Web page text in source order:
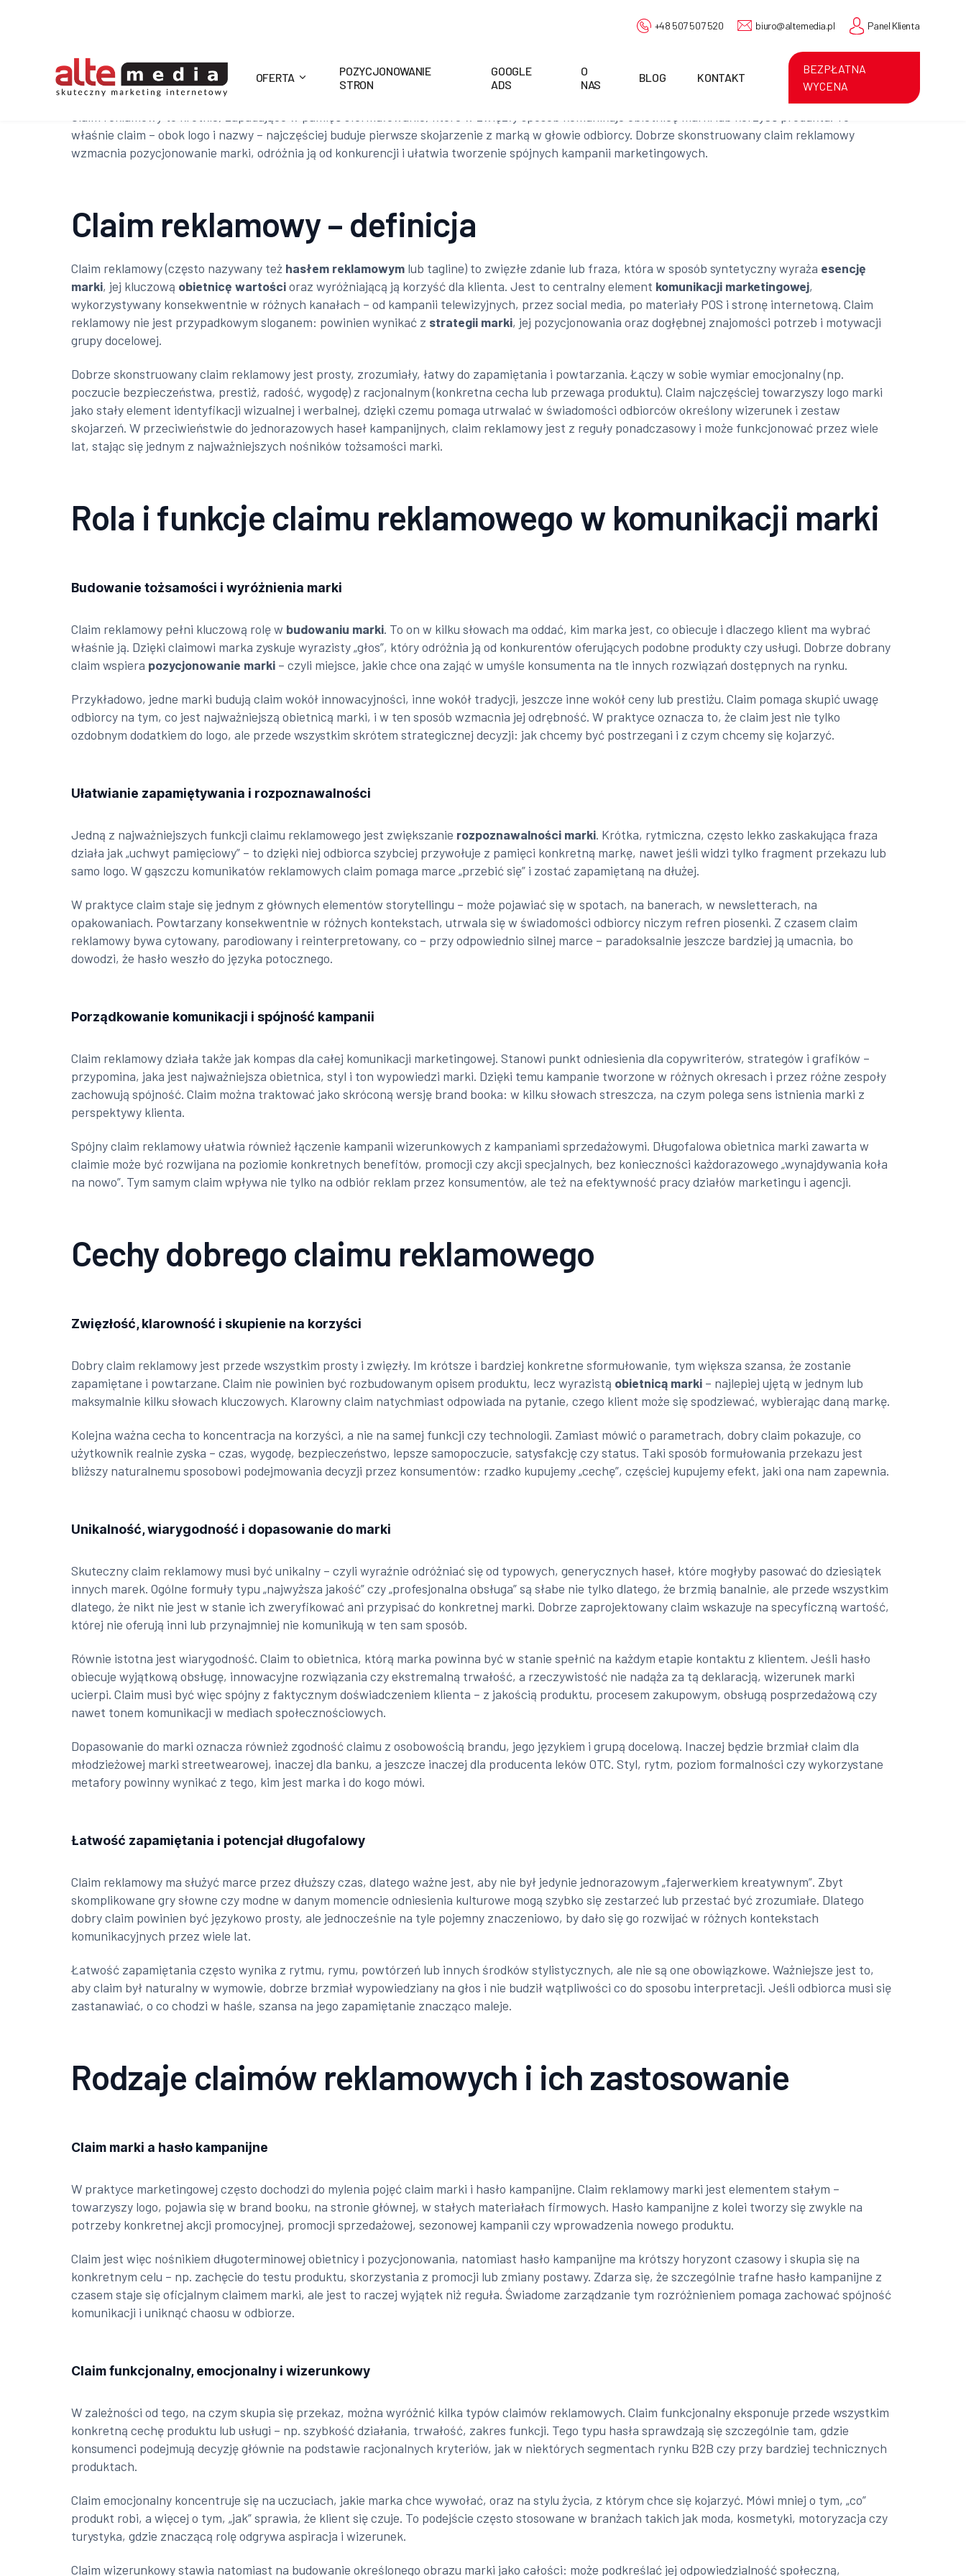
Alte
Media
+48 507 507 520 biuro@altemedia.pl Panel Klienta
OFERTA
POZYCJONOWANIE
STRON
GOOGLE
ADS
O
NAS
BLOG KONTAKT
BEZPŁATNA
WYCENA
Claim reklamowy to krótkie, zapadające w pamięć sformułowanie, które w zwięzły sposób komunikuje obietnicę marki lub korzyść produktu. To
właśnie claim – obok logo i nazwy – najczęściej buduje pierwsze skojarzenie z marką w głowie odbiorcy. Dobrze skonstruowany claim reklamowy
wzmacnia pozycjonowanie marki, odróżnia ją od konkurencji i ułatwia tworzenie spójnych kampanii marketingowych.
Claim reklamowy – definicja
Claim reklamowy (często nazywany też hasłem reklamowym lub tagline) to zwięzłe zdanie lub fraza, która w sposób syntetyczny wyraża esencję
marki, jej kluczową obietnicę wartościoraz wyróżniającą ją korzyść dla klienta. Jest to centralny element komunikacji marketingowej,
wykorzystywany konsekwentnie w różnych kanałach – od kampanii telewizyjnych, przez social media, po materiały POS i stronę internetową. Claim
reklamowy nie jest przypadkowym sloganem: powinien wynikać z strategii marki, jej pozycjonowania oraz dogłębnej znajomości potrzeb i motywacji
grupy docelowej.
Dobrze skonstruowany claim reklamowy jest prosty, zrozumiały, łatwy do zapamiętania i powtarzania. Łączy w sobie wymiar emocjonalny (np.
poczucie bezpieczeństwa, prestiż, radość, wygodę) z racjonalnym (konkretna cecha lub przewaga produktu). Claim najczęściej towarzyszy logo marki
jako stały element identyfikacji wizualnej i werbalnej, dzięki czemu pomaga utrwalać w świadomości odbiorców określony wizerunek i zestaw
skojarzeń. W przeciwieństwie do jednorazowych haseł kampanijnych, claim reklamowy jest z reguły ponadczasowy i może funkcjonować przez wiele
lat, stając się jednym z najważniejszych nośników tożsamości marki.
Rola i funkcje claimu reklamowego w komunikacji marki
Budowanie tożsamości i wyróżnienia marki
Claim reklamowy pełni kluczową rolę w budowaniu marki. To on w kilku słowach ma oddać, kim marka jest, co obiecuje i dlaczego klient ma wybrać
właśnie ją. Dzięki claimowi marka zyskuje wyrazisty „głos”, który odróżnia ją od konkurentów oferujących podobne produkty czy usługi. Dobrze dobrany
claim wspiera pozycjonowanie marki – czyli miejsce, jakie chce ona zająć w umyśle konsumenta na tle innych rozwiązań dostępnych na rynku.
Przykładowo, jedne marki budują claim wokół innowacyjności, inne wokół tradycji, jeszcze inne wokół ceny lub prestiżu. Claim pomaga skupić uwagę
odbiorcy na tym, co jest najważniejszą obietnicą marki, i w ten sposób wzmacnia jej odrębność. W praktyce oznacza to, że claim jest nie tylko
ozdobnym dodatkiem do logo, ale przede wszystkim skrótem strategicznej decyzji: jak chcemy być postrzegani i z czym chcemy się kojarzyć.
Ułatwianie zapamiętywania i rozpoznawalności
Jedną z najważniejszych funkcji claimu reklamowego jest zwiększanie rozpoznawalności marki. Krótka, rytmiczna, często lekko zaskakująca fraza
działa jak „uchwyt pamięciowy” – to dzięki niej odbiorca szybciej przywołuje z pamięci konkretną markę, nawet jeśli widzi tylko fragment przekazu lub
samo logo. W gąszczu komunikatów reklamowych claim pomaga marce „przebić się” i zostać zapamiętaną na dłużej.
W praktyce claim staje się jednym z głównych elementów storytellingu – może pojawiać się w spotach, na banerach, w newsletterach, na
opakowaniach. Powtarzany konsekwentnie w różnych kontekstach, utrwala się w świadomości odbiorcy niczym refren piosenki. Z czasem claim
reklamowy bywa cytowany, parodiowany i reinterpretowany, co – przy odpowiednio silnej marce – paradoksalnie jeszcze bardziej ją umacnia, bo
dowodzi, że hasło weszło do języka potocznego.
Porządkowanie komunikacji i spójność kampanii
Claim reklamowy działa także jak kompas dla całej komunikacji marketingowej. Stanowi punkt odniesienia dla copywriterów, strategów i grafików –
przypomina, jaka jest najważniejsza obietnica, styl i ton wypowiedzi marki. Dzięki temu kampanie tworzone w różnych okresach i przez różne zespoły
zachowują spójność. Claim można traktować jako skróconą wersję brand booka: w kilku słowach streszcza, na czym polega sens istnienia marki z
perspektywy klienta.
Spójny claim reklamowy ułatwia również łączenie kampanii wizerunkowych z kampaniami sprzedażowymi. Długofalowa obietnica marki zawarta w
claimie może być rozwijana na poziomie konkretnych benefitów, promocji czy akcji specjalnych, bez konieczności każdorazowego „wynajdywania koła
na nowo”. Tym samym claim wpływa nie tylko na odbiór reklam przez konsumentów, ale też na efektywność pracy działów marketingu i agencji.
Cechy dobrego claimu reklamowego
Zwięzłość, klarowność i skupienie na korzyści
Dobry claim reklamowy jest przede wszystkim prosty i zwięzły. Im krótsze i bardziej konkretne sformułowanie, tym większa szansa, że zostanie
zapamiętane i powtarzane. Claim nie powinien być rozbudowanym opisem produktu, lecz wyrazistą obietnicą marki – najlepiej ujętą w jednym lub
maksymalnie kilku słowach kluczowych. Klarowny claim natychmiast odpowiada na pytanie, czego klient może się spodziewać, wybierając daną markę.
Kolejna ważna cecha to koncentracja na korzyści, a nie na samej funkcji czy technologii. Zamiast mówić o parametrach, dobry claim pokazuje, co
użytkownik realnie zyska – czas, wygodę, bezpieczeństwo, lepsze samopoczucie, satysfakcję czy status. Taki sposób formułowania przekazu jest
bliższy naturalnemu sposobowi podejmowania decyzji przez konsumentów: rzadko kupujemy „cechę”, częściej kupujemy efekt, jaki ona nam zapewnia.
Unikalność, wiarygodność i dopasowanie do marki
Skuteczny claim reklamowy musi być unikalny – czyli wyraźnie odróżniać się od typowych, generycznych haseł, które mogłyby pasować do dziesiątek
innych marek. Ogólne formuły typu „najwyższa jakość” czy „profesjonalna obsługa” są słabe nie tylko dlatego, że brzmią banalnie, ale przede wszystkim
dlatego, że nikt nie jest w stanie ich zweryfikować ani przypisać do konkretnej marki. Dobrze zaprojektowany claim wskazuje na specyficzną wartość,
której nie oferują inni lub przynajmniej nie komunikują w ten sam sposób.
Równie istotna jest wiarygodność. Claim to obietnica, którą marka powinna być w stanie spełnić na każdym etapie kontaktu z klientem. Jeśli hasło
obiecuje wyjątkową obsługę, innowacyjne rozwiązania czy ekstremalną trwałość, a rzeczywistość nie nadąża za tą deklaracją, wizerunek marki
ucierpi. Claim musi być więc spójny z faktycznym doświadczeniem klienta – z jakością produktu, procesem zakupowym, obsługą posprzedażową czy
nawet tonem komunikacji w mediach społecznościowych.
Dopasowanie do marki oznacza również zgodność claimu z osobowością brandu, jego językiem i grupą docelową. Inaczej będzie brzmiał claim dla
młodzieżowej marki streetwearowej, inaczej dla banku, a jeszcze inaczej dla producenta leków OTC. Styl, rytm, poziom formalności czy wykorzystane
metafory powinny wynikać z tego, kim jest marka i do kogo mówi.
Łatwość zapamiętania i potencjał długofalowy
Claim reklamowy ma służyć marce przez dłuższy czas, dlatego ważne jest, aby nie był jedynie jednorazowym „fajerwerkiem kreatywnym”. Zbyt
skomplikowane gry słowne czy modne w danym momencie odniesienia kulturowe mogą szybko się zestarzeć lub przestać być zrozumiałe. Dlatego
dobry claim powinien być językowo prosty, ale jednocześnie na tyle pojemny znaczeniowo, by dało się go rozwijać w różnych kontekstach
komunikacyjnych przez wiele lat.
Łatwość zapamiętania często wynika z rytmu, rymu, powtórzeń lub innych środków stylistycznych, ale nie są one obowiązkowe. Ważniejsze jest to,
aby claim był naturalny w wymowie, dobrze brzmiał wypowiedziany na głos i nie budził wątpliwości co do sposobu interpretacji. Jeśli odbiorca musi się
zastanawiać, o co chodzi w haśle, szansa na jego zapamiętanie znacząco maleje.
Rodzaje claimów reklamowych i ich zastosowanie
Claim marki a hasło kampanijne
W praktyce marketingowej często dochodzi do mylenia pojęć claim marki i hasło kampanijne. Claim reklamowy marki jest elementem stałym –
towarzyszy logo, pojawia się w brand booku, na stronie głównej, w stałych materiałach firmowych. Hasło kampanijne z kolei tworzy się zwykle na
potrzeby konkretnej akcji promocyjnej, promocji sprzedażowej, sezonowej kampanii czy wprowadzenia nowego produktu.
Claim jest więc nośnikiem długoterminowej obietnicy i pozycjonowania, natomiast hasło kampanijne ma krótszy horyzont czasowy i skupia się na
konkretnym celu – np. zachęcie do testu produktu, skorzystania z promocji lub zmiany postawy. Zdarza się, że szczególnie trafne hasło kampanijne z
czasem staje się oficjalnym claimem marki, ale jest to raczej wyjątek niż reguła. Świadome zarządzanie tym rozróżnieniem pomaga zachować spójność
komunikacji i uniknąć chaosu w odbiorze.
Claim funkcjonalny, emocjonalny i wizerunkowy
W zależności od tego, na czym skupia się przekaz, można wyróżnić kilka typów claimów reklamowych. Claim funkcjonalny eksponuje przede wszystkim
konkretną cechę produktu lub usługi – np. szybkość działania, trwałość, zakres funkcji. Tego typu hasła sprawdzają się szczególnie tam, gdzie
konsumenci podejmują decyzję głównie na podstawie racjonalnych kryteriów, jak w niektórych segmentach rynku B2B czy przy bardziej technicznych
produktach.
Claim emocjonalny koncentruje się na uczuciach, jakie marka chce wywołać, oraz na stylu życia, z którym chce się kojarzyć. Mówi mniej o tym, „co”
produkt robi, a więcej o tym, „jak” sprawia, że klient się czuje. To podejście często stosowane w branżach takich jak moda, kosmetyki, motoryzacja czy
turystyka, gdzie znaczącą rolę odgrywa aspiracja i wizerunek.
Claim wizerunkowy stawia natomiast na budowanie określonego obrazu marki jako całości: może podkreślać jej odpowiedzialność społeczną,